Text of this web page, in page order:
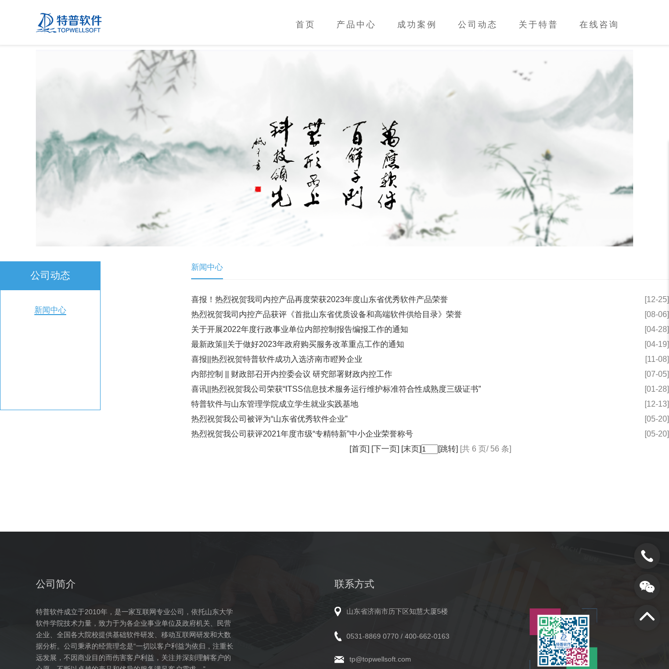
首页 产品中心 成功案例 公司动态 关于特普 在线咨询
公司动态
新闻中心
新闻中心
喜报！热烈祝贺我司内控产品再度荣获2023年度山东省优秀软件产品荣誉
[12-25]
热烈祝贺我司内控产品获评《首批山东省优质设备和高端软件供给目录》荣誉
[08-06]
关于开展2022年度行政事业单位内部控制报告编报工作的通知
[04-28]
最新政策||关于做好2023年政府购买服务改革重点工作的通知
[04-19]
喜报||热烈祝贺特普软件成功入选济南市瞪羚企业
[11-08]
内部控制 || 财政部召开内控委会议 研究部署财政内控工作
[07-05]
喜讯||热烈祝贺我公司荣获“ITSS信息技术服务运行维护标准符合性成熟度三级证书”
[01-28]
特普软件与山东管理学院成立学生就业实践基地
[12-13]
热烈祝贺我公司被评为“山东省优秀软件企业”
[05-20]
热烈祝贺我公司获评2021年度市级“专精特新”中小企业荣誉称号
[05-20]
[首页] [下一页] [末页] [跳转] [共 6 页/ 56 条]
公司简介
特普软件成立于2010年，是一家互联网专业公司，依托山东大学
软件学院技术力量，致力于为各企业事业单位及政府机关、民营
企业、全国各大院校提供基础软件研发、移动互联网研发和大数
据分析。公司秉承的经营理念是“一切以客户利益为依归，注重长
远发展，不因商业目的而伤害客户利益，关注并深刻理解客户的
联系方式
山东省济南市历下区知慧大厦5楼
0531-8869 0770 / 400-662-0163
tp@topwellsoft.com